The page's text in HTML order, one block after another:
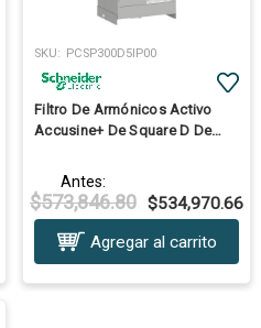
SKU: PCSP300D5IP00
Filtro De Armónicos Activo
Accusine+ De Square D De
Antes:
$573,846.80 $534,970.66
Agregar al carrito